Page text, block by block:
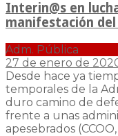
Interin@s en
manifestación del
Adm. Pública
27 de enero de
Desde hace ya
temporales de la
duro camino de
frente a unas
apesebrados